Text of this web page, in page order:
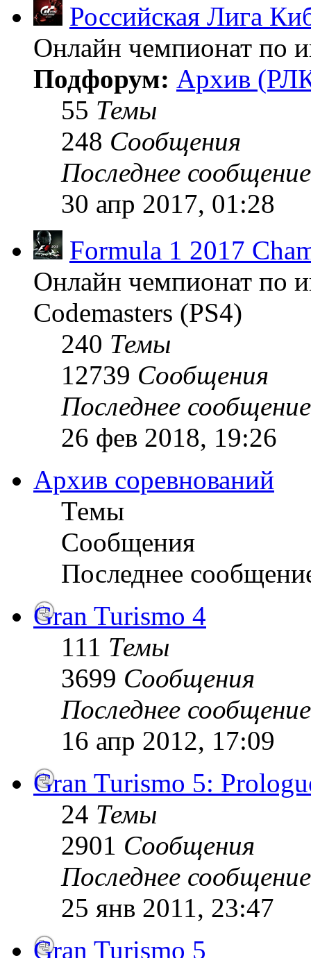
Российская Лига
Онлайн чемпионат по
Подфорум: Архив
55 Темы
248 Сообщения
Последнее сообщение
30 апр 2017, 01:28
Formula 1 2017
Онлайн чемпионат по
Codemasters (PS4)
240 Темы
12739 Сообщения
Последнее сообщение
26 фев 2018, 19:26
Архив соревнований
Темы
Сообщения
Последнее
Gran Turismo 4
111 Темы
3699 Сообщения
Последнее сообщение
16 апр 2012, 17:09
Gran Turismo 5:
24 Темы
2901 Сообщения
Последнее сообщение
25 янв 2011, 23:47
Gran Turismo 5